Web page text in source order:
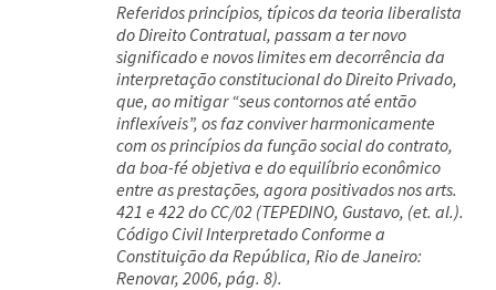
Referidos princípios, típicos da teoria liberalista
do Direito Contratual, passam a ter novo
significado e novos limites em decorrência da
interpretação constitucional do Direito Privado,
que, ao mitigar “seus contornos até então
inflexíveis”, os faz conviver harmonicamente
com os princípios da função social do contrato,
da boa-fé objetiva e do equilíbrio econômico
entre as prestações, agora positivados nos arts.
421 e 422 do CC/02 (TEPEDINO, Gustavo, (et. al.).
Código Civil Interpretado Conforme a
Constituição da República, Rio de Janeiro:
Renovar, 2006, pág. 8).